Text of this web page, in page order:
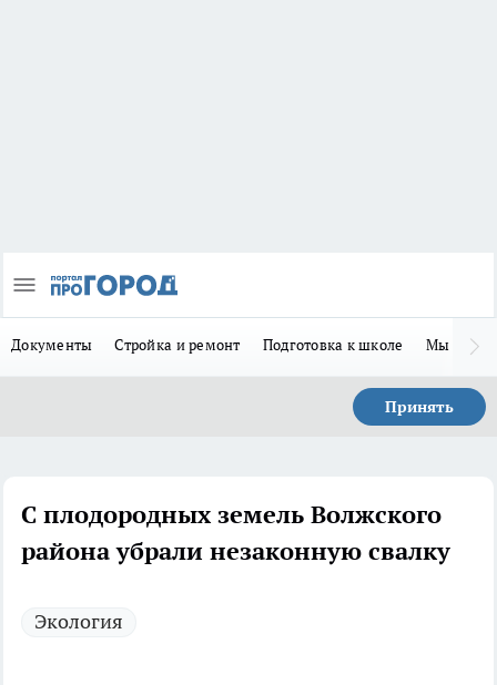
Документы Стройка и ремонт Подготовка к школе Мы в MAX
Принять
С плодородных земель Волжского
района убрали незаконную свалку
Экология